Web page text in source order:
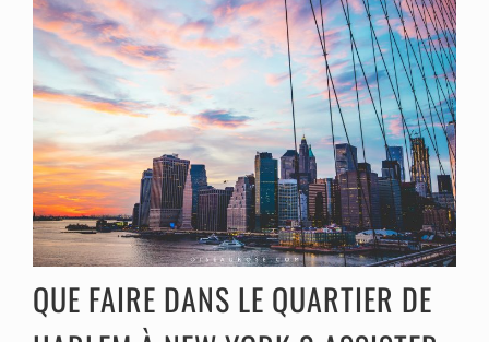
QUE FAIRE DANS LE QUARTIER DE